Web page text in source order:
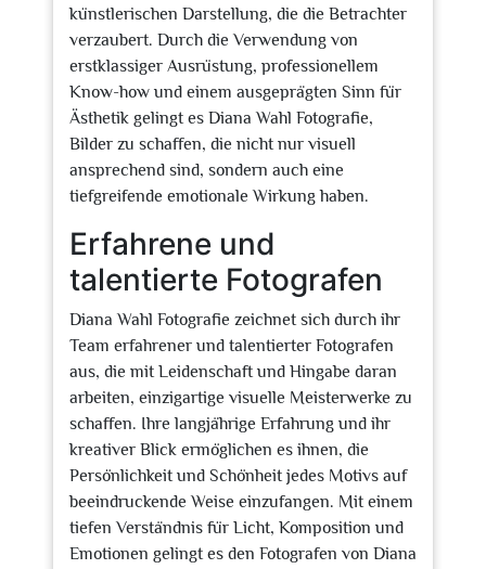
künstlerischen Darstellung, die die Betrachter
verzaubert. Durch die Verwendung von
erstklassiger Ausrüstung, professionellem
Know-how und einem ausgeprägten Sinn für
Ästhetik gelingt es Diana Wahl Fotografie,
Bilder zu schaffen, die nicht nur visuell
ansprechend sind, sondern auch eine
tiefgreifende emotionale Wirkung haben.
Erfahrene und
talentierte Fotografen
Diana Wahl Fotografie zeichnet sich durch ihr
Team erfahrener und talentierter Fotografen
aus, die mit Leidenschaft und Hingabe daran
arbeiten, einzigartige visuelle Meisterwerke zu
schaffen. Ihre langjährige Erfahrung und ihr
kreativer Blick ermöglichen es ihnen, die
Persönlichkeit und Schönheit jedes Motivs auf
beeindruckende Weise einzufangen. Mit einem
tiefen Verständnis für Licht, Komposition und
Emotionen gelingt es den Fotografen von Diana